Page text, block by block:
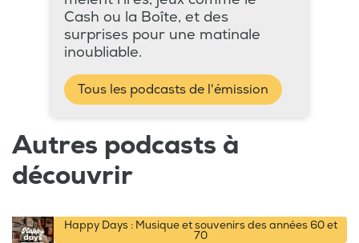
Cash ou la Boîte, et des
surprises pour une matinale
inoubliable.
Tous les podcasts de l'émission
Autres podcasts à
découvrir
Happy Days : Musique et souvenirs des années 60 et
70